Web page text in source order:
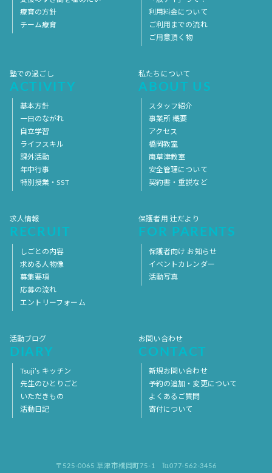
療育の方針
チーム療育
利用料金について
ご利用までの流れ
ご用意頂く物
塾での過ごし
ACTIVITY
基本方針
一日のながれ
自立学習
ライフスキル
課外活動
年中行事
特別授業・SST
私たちについて
ABOUT US
スタッフ紹介
事業所 概要
アクセス
橋岡教室
南草津教室
安全管理について
契約書・重説など
求人情報
RECRUIT
しごとの内容
求める人物像
募集要項
応募の流れ
エントリーフォーム
保護者用 辻だより
FOR PARENTS
保護者向け お知らせ
イベントカレンダー
活動写真
活動ブログ
DIARY
Tsuji’s キッチン
先生のひとりごと
いただきもの
活動日記
お問い合わせ
CONTACT
新規お問い合わせ
予約の追加・変更について
よくあるご質問
寄付について
〒525-0065 草津市橋岡町75-1 ℡077-562-3456